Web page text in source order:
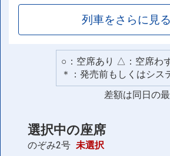
列車をさらに見る
○：空席あり △：空席わ
＊：発売前もしくはシス
差額は同日の
選択中の座席
のぞみ2号 未選択